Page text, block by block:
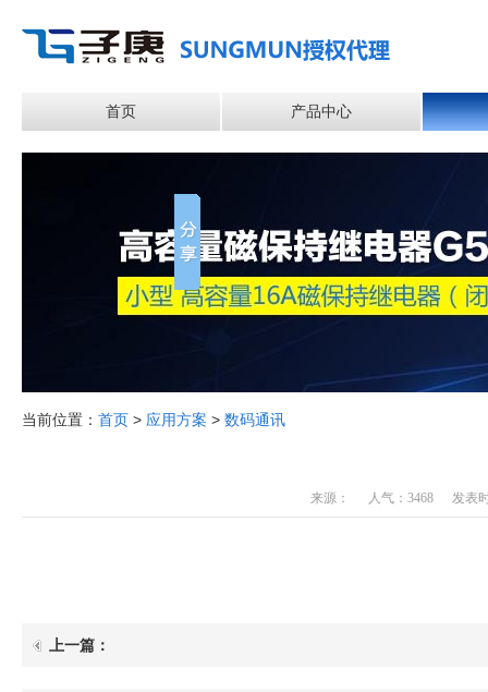
首页 产品中心
当前位置： 首页 > 应用方案 > 数码通讯
来源： 人气：3468 发表
上一篇：